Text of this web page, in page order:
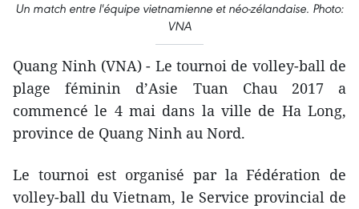
Un match entre l'équipe vietnamienne et néo-zélandaise. Photo:
VNA
Quang Ninh (VNA) - Le tournoi de volley-ball de
plage féminin d’Asie Tuan Chau 2017 ​a
commencé le 4 mai dans la ville de Ha Long,
province de Quang Ninh au Nord.
Le tournoi est organisé par la Fédération de
volley-ball du Vietnam, le Service provincial de